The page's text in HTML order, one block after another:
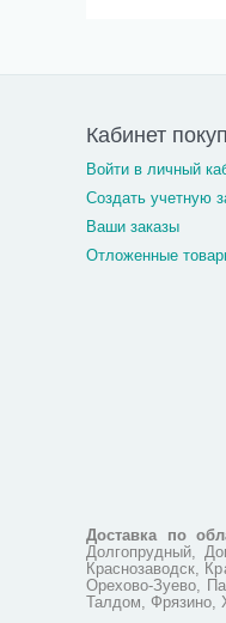
Кабинет
Войти в личный
Создать учетную
Ваши заказы
Отложенные
Доставка по
Долгопрудный,
Краснозаводск,
Орехово-Зуево,
Талдом, Фрязино,